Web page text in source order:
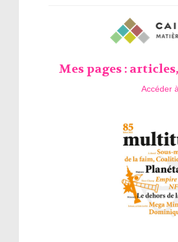
Mes pages :
Accéder